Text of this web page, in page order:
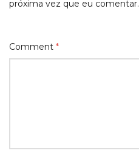
próxima vez que eu comentar.
Comment *